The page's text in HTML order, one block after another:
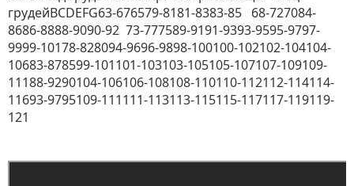
грудейBCDEFG63-676579-8181-8383-85 68-727084-
8686-8888-9090-92 73-777589-9191-9393-9595-9797-
9999-10178-828094-9696-9898-100100-102102-104104-
10683-878599-101101-103103-105105-107107-109109-
11188-9290104-106106-108108-110110-112112-114114-
11693-9795109-111111-113113-115115-117117-119119-
121